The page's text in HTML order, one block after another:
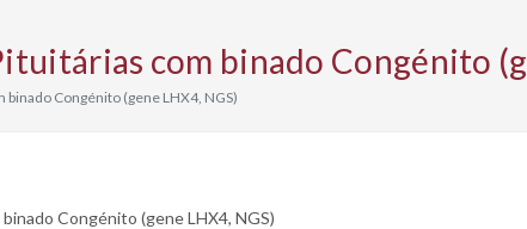
com binado Congénito
Congénito (gene LHX4, NGS)
Congénito (gene LHX4, NGS)